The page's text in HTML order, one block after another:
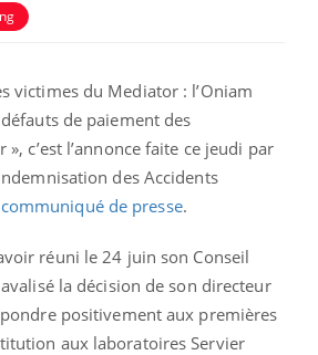
victimes du Mediator : l’Oniam
de paiement des
c’est l’annonce faite ce jeudi par
des Accidents
communiqué de presse.
réuni le 24 juin son Conseil
la décision de son directeur
positivement aux premières
aux laboratoires Servier